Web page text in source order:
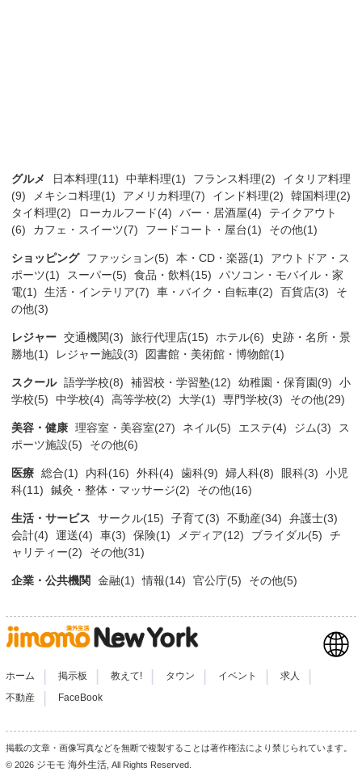
グルメ 日本料理(11) 中華料理(1) フランス料理(2)
イタリア料理
(9)
メキシコ料理(1) アメリカ料理(7) インド料理(2)
韓国料理(2)
タイ料理(2)
ローカルフード(4) バー・居酒屋(4)
テイクアウト
(6)
カフェ・スイーツ(7) フードコート・屋台(1) その他(1)
ショッピング ファッション(5) 本・CD・楽器(1)
アウトドア・ス
ポーツ(1)
スーパー(5) 食品・飲料(15)
パソコン・モバイル・家
電(1)
生活・インテリア(7) 車・バイク・自転車(2) 百貨店(3)
そ
の他(3)
レジャー 交通機関(3) 旅行代理店(15) ホテル(6)
史跡・名所・景
勝地(1)
レジャー施設(3) 図書館・美術館・博物館(1)
スクール 語学学校(8) 補習校・学習塾(12) 幼稚園・保育園(9)
小
学校(5)
中学校(4) 高等学校(2) 大学(1) 専門学校(3) その他(29)
美容・健康 理容室・美容室(27) ネイル(5) エステ(4) ジム(3)
ス
ポーツ施設(5)
その他(6)
医療 総合(1) 内科(16) 外科(4) 歯科(9) 婦人科(8) 眼科(3)
小児
科(11)
鍼灸・整体・マッサージ(2) その他(16)
生活・サービス サークル(15) 子育て(3) 不動産(34)
弁護士(3)
会計(4)
運送(4) 車(3) 保険(1) メディア(12) ブライダル(5)
チ
ャリティー(2)
その他(31)
企業・公共機関 金融(1) 情報(14) 官公庁(5) その他(5)
ホーム 掲示板 教えて! タウン イベント 求人
不動産 FaceBook
掲載の文章・画像写真などを無断で複製することは著作権法により禁じられています。
© 2026 ジモモ 海外生活 , All Rights Reserved.